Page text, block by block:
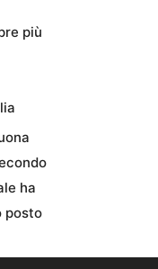
più
ha
posto